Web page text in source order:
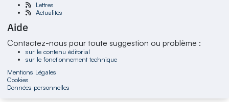
Lettres
Actualités
Aide
Contactez-nous pour toute suggestion ou problème :
sur le contenu éditorial
sur le fonctionnement technique
Mentions Légales
Cookies
Données personnelles